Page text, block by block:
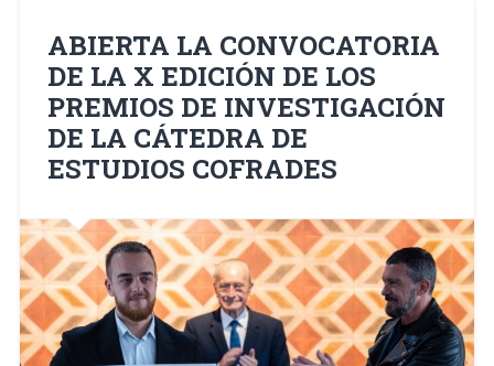
ABIERTA LA CONVOCATORIA
DE LA X EDICIÓN DE LOS
PREMIOS DE INVESTIGACIÓN
DE LA CÁTEDRA DE
ESTUDIOS COFRADES